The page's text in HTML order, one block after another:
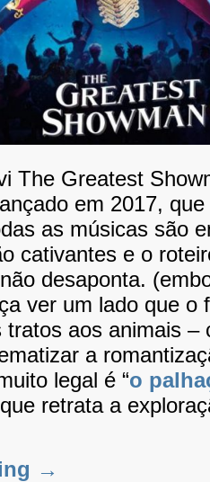
The Greatest
em 2017,
as músicas são
cativantes e o
desaponta.
ver um lado que o
tratos aos animais –
a
legal é “o
retrata a
→